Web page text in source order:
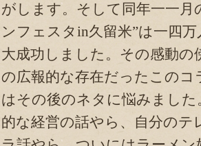
がします。そして同年一一月
ンフェスタin久留米”は一四万
大成功しました。その感動の
の広報的な存在だったこのコ
はその後のネタに悩みました
的な経営の話やら、自分のテ